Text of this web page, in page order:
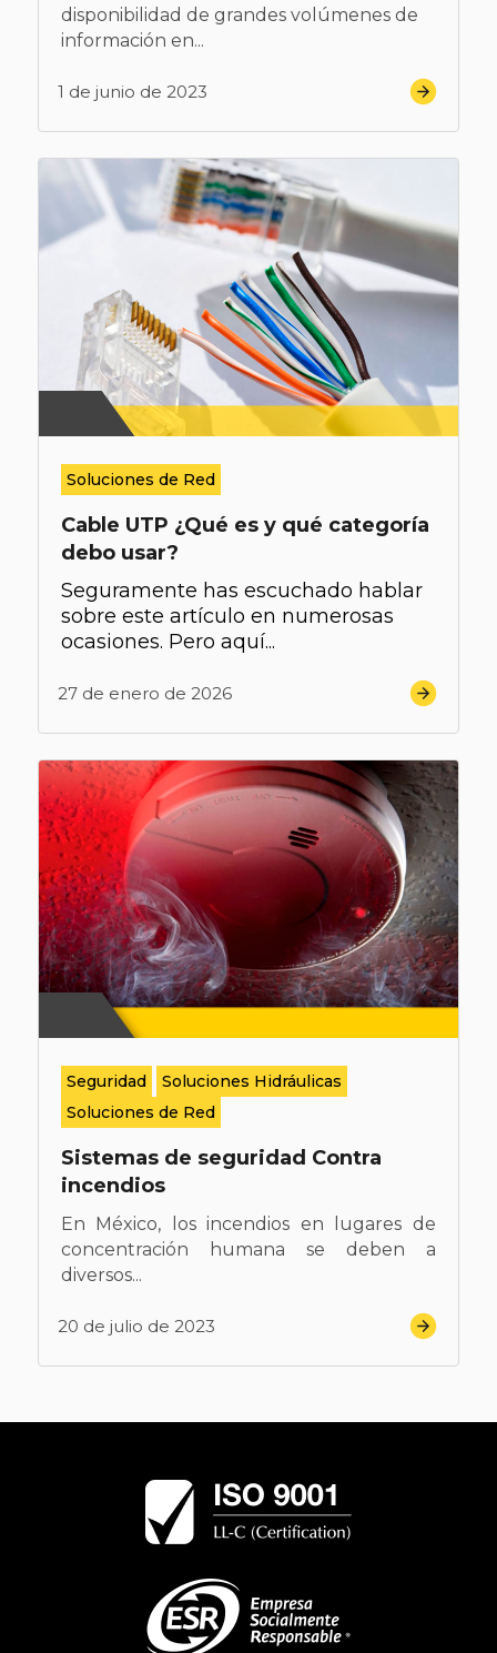
disponibilidad de grandes volúmenes de
información en...
1 de junio de 2023
Soluciones de Red
Cable UTP ¿Qué es y qué categoría
debo usar?
Seguramente has escuchado hablar
sobre este artículo en numerosas
ocasiones. Pero aquí...
27 de enero de 2026
Seguridad
Soluciones Hidráulicas
Soluciones de Red
Sistemas de seguridad Contra
incendios
En México, los incendios en lugares de
concentración humana se deben a
diversos...
20 de julio de 2023